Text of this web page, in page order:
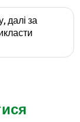
далі за